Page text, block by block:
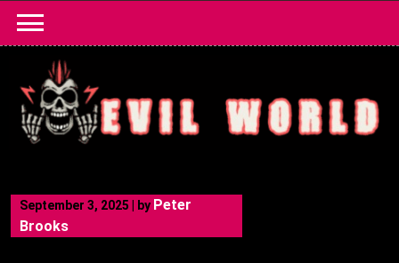
content
September 3, 2025 by Peter
Brooks